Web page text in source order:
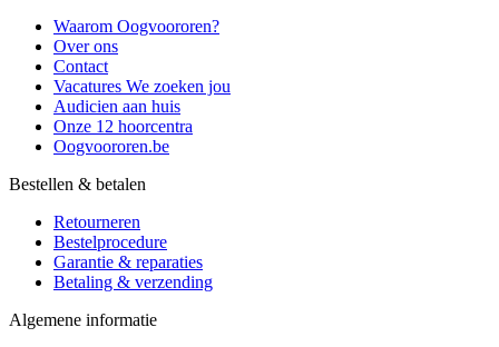
Waarom Oogvoororen?
Over ons
Contact
Vacatures We zoeken jou
Audicien aan huis
Onze 12 hoorcentra
Oogvoororen.be
Bestellen & betalen
Retourneren
Bestelprocedure
Garantie & reparaties
Betaling & verzending
Algemene informatie